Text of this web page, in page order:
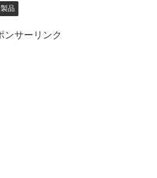
品
ンサーリンク